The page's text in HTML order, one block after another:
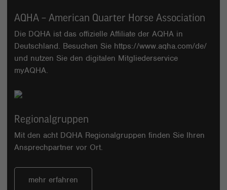
AQHA – American Quarter Horse Association
Die DQHA ist das offizielle Affiliate der AQHA in
Deutschland. Besuchen Sie https://www.aqha.com/de/
und nutzen Sie den digitalen Mitgliederservice
myAQHA.
Regionalgruppen
Mit den acht DQHA Regionalgruppen finden Sie Ihren
Ansprechpartner vor Ort.
mehr erfahren